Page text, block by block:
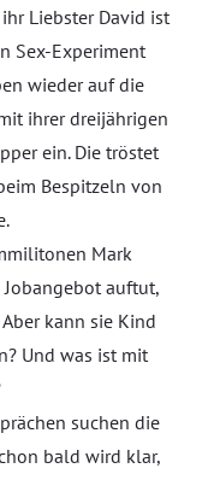
Liebster David ist
Sex-Experiment
wieder auf die
ihrer dreijährigen
ein. Die tröstet
Bespitzeln von
Mark
auftut,
kann sie Kind
Und was ist mit
suchen die
bald wird klar,